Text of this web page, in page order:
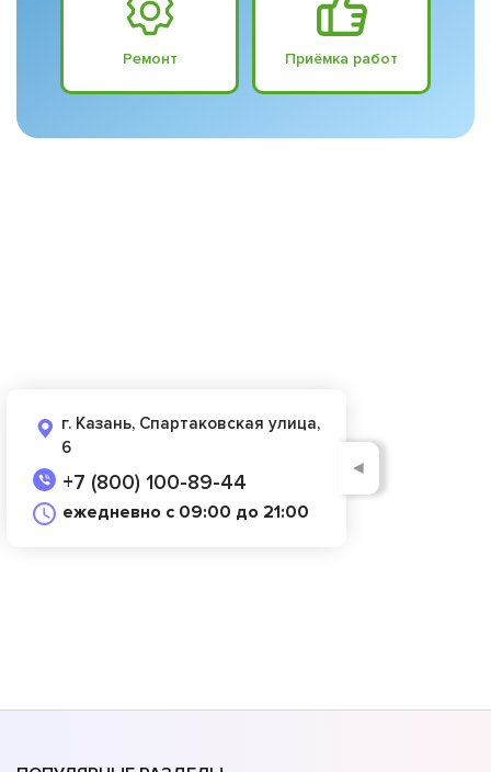
Ремонт Приёмка работ
г. Казань, Спартаковская улица,
6
+7 (800) 100-89-44
ежедневно с 09:00 до 21:00
◄